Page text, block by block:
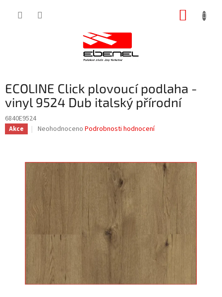
ECOLINE Click plovoucí podlaha -
vinyl 9524 Dub italský přírodní
6840E9524
Akce
Průměrné
0,0
hvězdiček.
Neohodnoceno Podrobnosti hodnocení